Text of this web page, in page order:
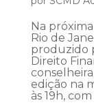
Na
Rio de
produzido
Direito
edição na
às 19h, com